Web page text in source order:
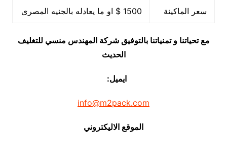
سعر الماكينة 1500 $ او ما يعادله بالجنيه المصرى
مع تحياتنا و تمنياتنا بالتوفيق شركة المهندس منسي للتغليف
الحديث
ايميل:
info@m2pack.com
الموقع الاليكتروني